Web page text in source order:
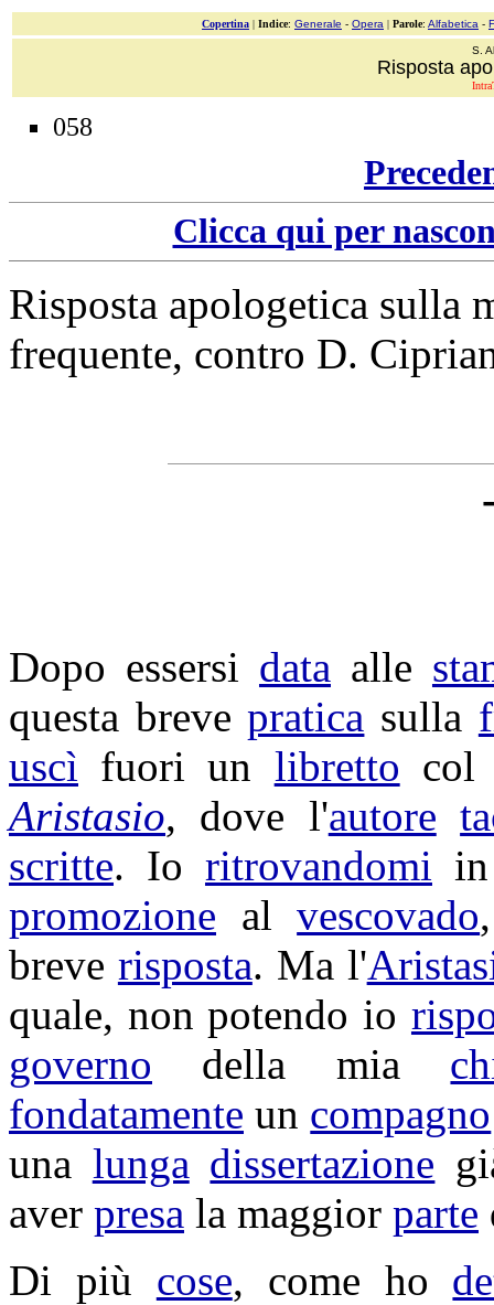
Copertina | Indice: Generale - Opera | Parole: Alfabetica -
S.
Risposta
058
Clicca qui per
Risposta apologetica sulla
frequente, contro D.
Dopo essersi data alle
questa brevepratica sulla
uscì fuori un libretto
Aristasio, dove l'autore
scritte. Io ritrovandomi
promozione alvescovado
breve risposta. Ma l'
quale, non potendo io
governo della mia
fondatamente un compagno
una lunga dissertazione
aver presa la maggior parte
Di più cose, come ho